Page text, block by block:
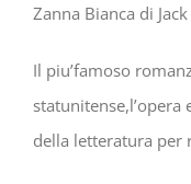
Zanna Bianca di
Il piu’famoso
statunitense,l’opera
della letteratura per